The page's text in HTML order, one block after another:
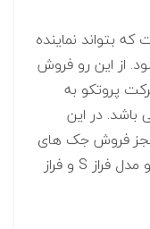
بتواند نماینده
از این رو فروش
پروتکو به
باشد. در این
فروش جک های
ایتالیایی پروتکو جک های خود را در دو مدل فراز S و فراز